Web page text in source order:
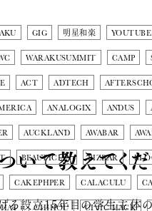
GIG 明星和楽
WARAKUSUMMIT CAMP
ACT ADTECH
ANALOGIX ANDUS
AUCKLAND AWABAR
BEAUTICIAN BIZBAR
CAKEPHPER CALACULU
CHIHOU CIVIC HACK
て教えてくだ
る設立15年目の学生主体